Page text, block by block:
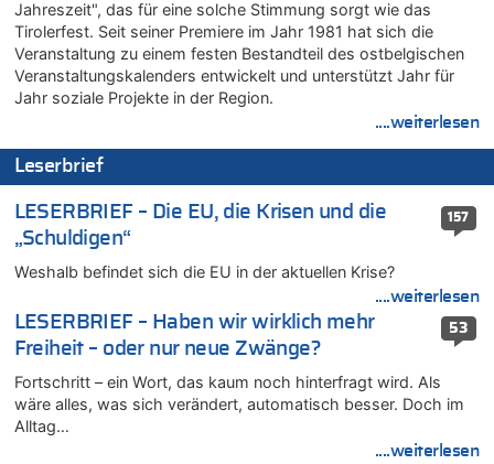
AS Eupen: „Keiner weiß, wohin die Reise geht…“
07.08.2026 - 09:03 von JoKrings zu
Zweite Hitzewelle in diesem Sommer ist jetzt amtlich
07.08.2026 - 01:12 von WK zu
Warum die Waldbrände in Frankreich und Spanien Rekorde
07.08.2026 - 01:03 von Hugo Egon Bernhard von Sinnen zu
Zweite Hitzewelle in diesem Sommer ist jetzt amtlich
07.08.2026 - 00:50 von WK zu
Wie kam es zur Ceuta-Krise?
07.08.2026 - 00:06 von 5/11 zu
Mehrere Menschen in Londons City niedergestochen
06.08.2026 - 23:53 von Foto Anneliese zu
Mehrere Menschen in Londons City niedergestochen
06.08.2026 - 23:25 von WK zu
FIFA-Spitze demonstriert Einigkeit trotz Kritik und neuer
Vorwürfe gegen Präsident Gianni Infantino
Jahreszeit", das für eine solche Stimmung sorgt wie das
Tirolerfest. Seit seiner Premiere im Jahr 1981 hat sich die
Veranstaltung zu einem festen Bestandteil des ostbelgischen
Veranstaltungskalenders entwickelt und unterstützt Jahr für
Jahr soziale Projekte in der Region.
....weiterlesen
Leserbrief
157
LESERBRIEF – Die EU, die Krisen und die
„Schuldigen“
Weshalb befindet sich die EU in der aktuellen Krise?
....weiterlesen
53
LESERBRIEF – Haben wir wirklich mehr
Freiheit – oder nur neue Zwänge?
Fortschritt – ein Wort, das kaum noch hinterfragt wird. Als
wäre alles, was sich verändert, automatisch besser. Doch im
Alltag…
....weiterlesen